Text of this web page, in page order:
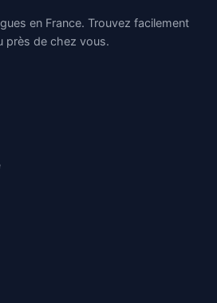
en France. Trouvez facilement
près de chez vous.